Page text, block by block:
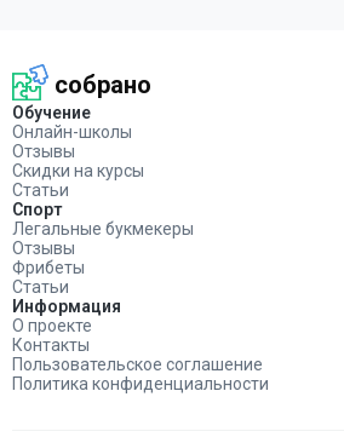
собрано
Обучение
Онлайн-школы
Отзывы
Скидки на курсы
Статьи
Спорт
Легальные букмекеры
Отзывы
Фрибеты
Статьи
Информация
О проекте
Контакты
Пользовательское соглашение
Политика конфиденциальности